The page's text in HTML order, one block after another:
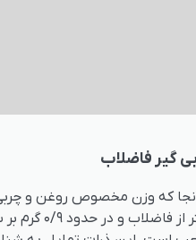
فاضلاب
که وزن مخصوص روغن و چربی ها
کمتر از فاضلاب و در حدود ۰/۹ گرم